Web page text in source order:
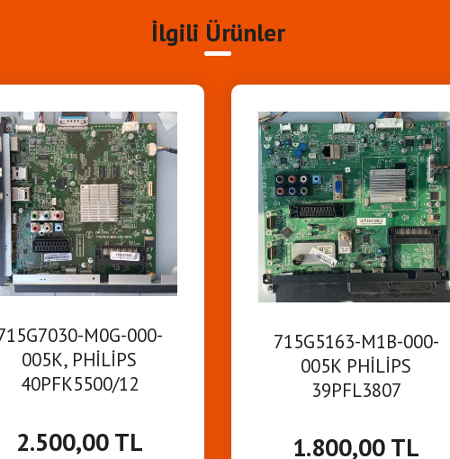
İlgili Ürünler
M0G-000-
005K, PHİLİPS
40PFK5500/12
2.500,00 TL
715G5163-M1B-000-
005K PHİLİPS
39PFL3807
1.800,00 TL